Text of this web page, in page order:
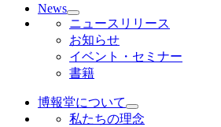
News
ニュースリリース
お知らせ
イベント・セミナー
書籍
博報堂について
私たちの理念